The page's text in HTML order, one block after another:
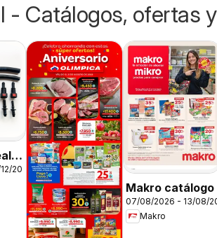
- Catálogos, ofertas
2026
Makro catálogo
07/08/2026 - 13/08/
Makro